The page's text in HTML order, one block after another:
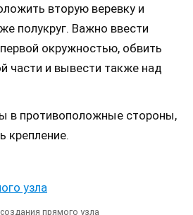
вторую веревку и
полукруг. Важно ввести
окружностью, обвить
части и вывести также над
в противоположные стороны,
крепление.
прямого узла